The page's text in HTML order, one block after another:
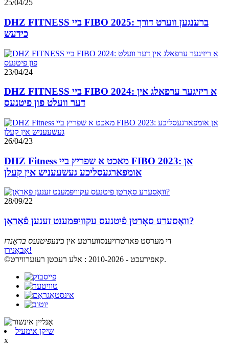
25/04/25
DHZ FITNESS ביי FIBO 2025: ברענגען ווערט דורך
כידעש
23/04/24
DHZ FITNESS ביי FIBO 2024: א ריזיגער ערפאלג אין
דער וועלט פון פיטנעס
26/04/23
DHZ Fitness מאכט א שפריץ ביי FIBO 2023: אן
אומפארגעסליכע געשעעניש אין קעלן
28/09/22
וואָסערע סאָרטן פֿיטנעס עקוויפּמענט זענען פֿאַראַן?
די מערסט פארטרויענסווערטע אין כינעפיטנעס בראַנדז
אַבאָנירן!
©קאפירעכט - 2010-2026 : אלע רעכטן רעזערווירט.
שיקן אימעיל
x